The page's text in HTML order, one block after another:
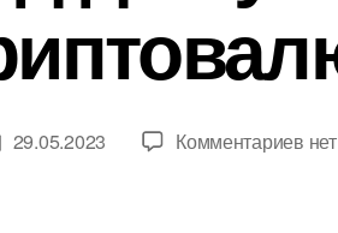
29.05.2023 Комментариевкнет